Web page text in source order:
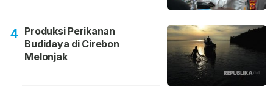
4 Produksi Perikanan
Budidaya di Cirebon
Melonjak